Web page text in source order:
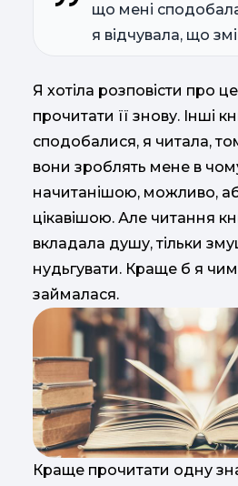
що мені
я відчувала, що
Я хотіла розповісти про
прочитати її знову. Інші
сподобалися, я читала,
вони зроблять мене в
начитанішою, можливо,
цікавішою. Але читання
вкладала душу, тільки
нудьгувати. Краще б я
займалася.
Краще прочитати одну